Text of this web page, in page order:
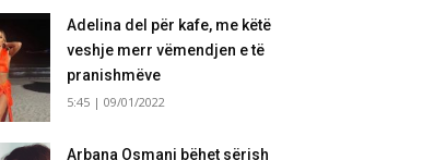
Adelina del për kafe, me këtë
veshje merr vëmendjen e të
pranishmëve
5:45 | 09/01/2022
Arbana Osmani bëhet sërish